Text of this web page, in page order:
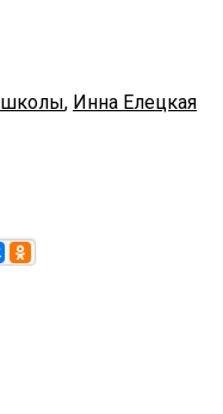
школы, Инна Елецкая